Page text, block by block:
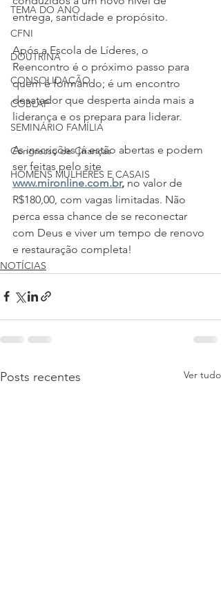
TEMA DO ANO
CFNI
DOUTRINA
CONSOLIDAÇÃO
COBLAP
SEMINÁRIO FAMÍLIA
Congresso de Crianças
HOMENS MULHERES E CASAIS
entrega, santidade e propósito.
Após a Escola de Líderes, o
Reencontro é o próximo passo para
quem é formando; é um encontro
desatador que desperta ainda mais a
liderança e os prepara para liderar.
As inscrições já estão abertas e podem
ser feitas pelo site
www.mironline.com.br, no valor de
R$180,00, com vagas limitadas. Não
perca essa chance de se reconectar
com Deus e viver um tempo de renovo
e restauração completa!
NOTÍCIAS
Posts recentes Ver tudo